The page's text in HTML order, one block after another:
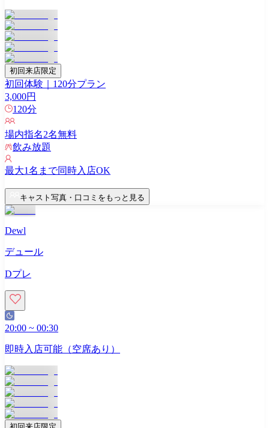
初回来店限定
初回体験｜120分プラン
3,000円
120分
場内指名2名無料
飲み放題
最大1名まで同時入店OK
キャスト写真・口コミをもっと見る
Dewl
デュール
Dプレ
20:00 ~ 00:30
即時入店可能（空席あり）